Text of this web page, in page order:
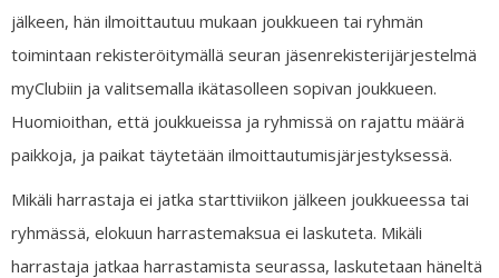
jälkeen, hän ilmoittautuu mukaan joukkueen tai ryhmän
toimintaan rekisteröitymällä seuran jäsenrekisterijärjestelmä
myClubiin ja valitsemalla ikätasolleen sopivan joukkueen.
Huomioithan, että joukkueissa ja ryhmissä on rajattu määrä
paikkoja, ja paikat täytetään ilmoittautumisjärjestyksessä.
Mikäli harrastaja ei jatka starttiviikon jälkeen joukkueessa tai
ryhmässä, elokuun harrastemaksua ei laskuteta. Mikäli
harrastaja jatkaa harrastamista seurassa, laskutetaan häneltä